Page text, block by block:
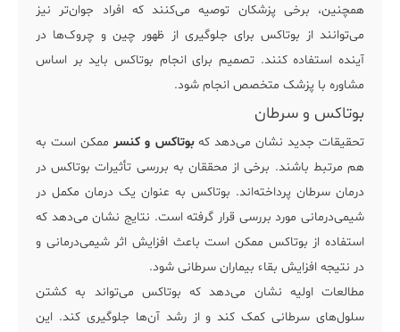
همچنین، برخی پزشکان توصیه می‌کنند که افراد جوان‌تر نیز
می‌توانند از بوتاکس برای جلوگیری از ظهور چین و چروک‌ها در
آینده استفاده کنند. تصمیم برای انجام بوتاکس باید بر اساس
مشاوره با پزشک متخصص انجام شود.
بوتاکس و سرطان
تحقیقات جدید نشان می‌دهد کهبوتاکس و کنسرممکن است به
هم مرتبط باشند. برخی از محققان به بررسی تأثیرات بوتاکس در
درمان سرطان پرداخته‌اند. بوتاکس به عنوان یک درمان مکمل در
شیمی‌درمانی مورد بررسی قرار گرفته است. نتایج نشان می‌دهد که
استفاده از بوتاکس ممکن است باعث افزایش اثر شیمی‌درمانی و
در نتیجه افزایش بقاء بیماران سرطانی شود.
مطالعات اولیه نشان می‌دهد که بوتاکس می‌تواند به کشتن
سلول‌های سرطانی کمک کند و از رشد آن‌ها جلوگیری کند. این